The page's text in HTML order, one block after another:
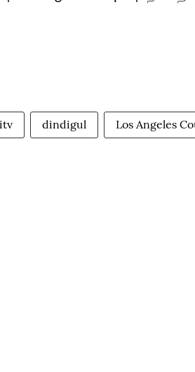
dindigul Los Angeles